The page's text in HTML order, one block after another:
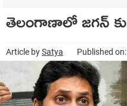
తెలంగాణాలో జగన్
Article bySatya Published